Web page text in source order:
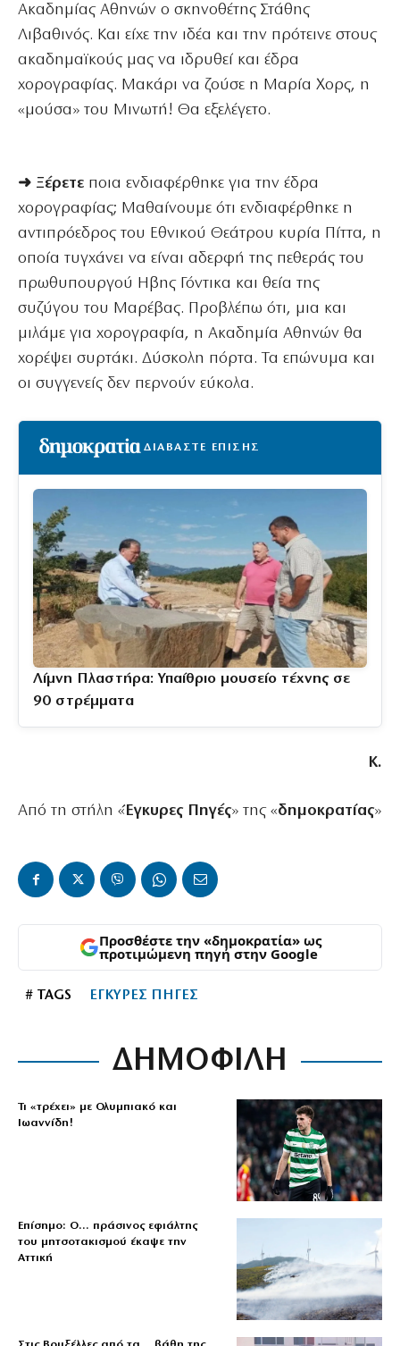
Ακαδημίας Αθηνών ο σκηνοθέτης Στάθης
Λιβαθινός. Και είχε την ιδέα και την πρότεινε στους
ακαδημαϊκούς μας να ιδρυθεί και έδρα
χορογραφίας. Μακάρι να ζούσε η Μαρία Χορς, η
«μούσα» του Μινωτή! Θα εξελέγετο.
➜ Ξέρετε ποια ενδιαφέρθηκε για την έδρα
χορογραφίας; Μαθαίνουμε ότι ενδιαφέρθηκε η
αντιπρόεδρος του Εθνικού Θεάτρου κυρία Πίττα, η
οποία τυγχάνει να είναι αδερφή της πεθεράς του
πρωθυπουργού Ηβης Γόντικα και θεία της
συζύγου του Μαρέβας. Προβλέπω ότι, μια και
μιλάμε για χορογραφία, η Ακαδημία Αθηνών θα
χορέψει συρτάκι. Δύσκολη πόρτα. Τα επώνυμα και
οι συγγενείς δεν περνούν εύκολα.
ΔΙΑΒΑΣΤΕ ΕΠΙΣΗΣ
Λίμνη Πλαστήρα: Υπαίθριο μουσείο τέχνης σε
90 στρέμματα
Κ.
Από τη στήλη «Έγκυρες Πηγές» της «δημοκρατίας»
Προσθέστε την «δημοκρατία» ως
προτιμώμενη πηγή στην Google
# TAGS ΕΓΚΥΡΕΣ ΠΗΓΕΣ
ΔΗΜΟΦΙΛΗ
Τι «τρέχει» με Ολυμπιακό και
Ιωαννίδη!
Επίσημο: Ο… πράσινος εφιάλτης
του μητσοτακισμού έκαψε την
Αττική